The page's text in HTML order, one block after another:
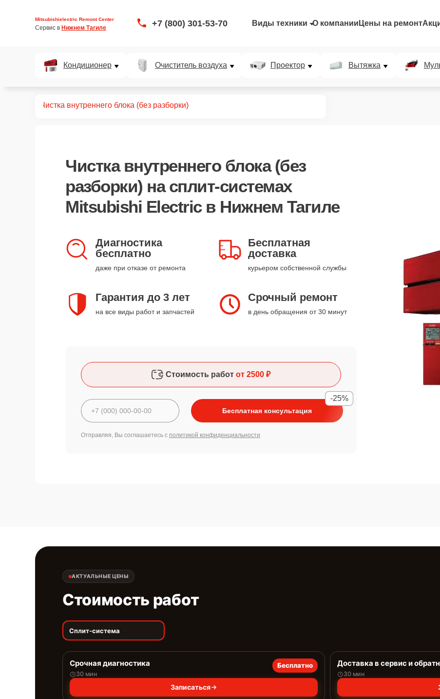
Mitsubishielectric Remont Center
Сервис в Нижнем Тагиле +7 (800) 301-53-70 Виды техники О компании Цены на ремонт
Кондиционер Очиститель воздуха Проектор Вытяжка
Чистка внутреннего блока (без разборки)
Чистка внутреннего блока (без
разборки) на сплит-системах
Mitsubishi Electric в Нижнем Тагиле
Диагностика
бесплатно
даже при отказе от ремонта
Бесплатная
доставка
курьером собственной службы
Гарантия до 3 лет
на все виды работ и запчастей
Срочный ремонт
в день обращения от 30 минут
Стоимость работ от 2500 ₽
Бесплатная консультация
-25%
Отправляя, Вы соглашаетесь с политикой конфиденциальности
АКТУАЛЬНЫЕ ЦЕНЫ
Стоимость работ
Сплит-система
Срочная диагностика
30 мин
Бесплатно
Записаться
Доставка в сервис и
30 мин